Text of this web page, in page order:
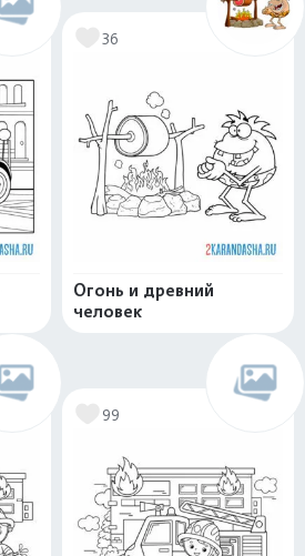
36
Огонь и древний
человек
99